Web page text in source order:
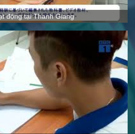
động tại Thanh Giang